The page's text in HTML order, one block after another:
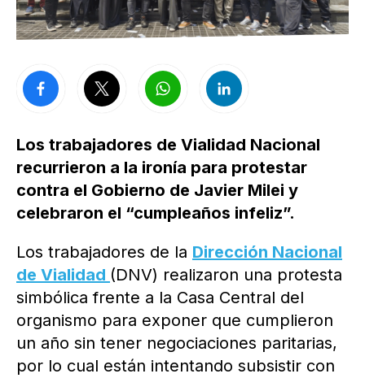
Los trabajadores de Vialidad Nacional
recurrieron a la ironía para protestar
contra el Gobierno de Javier Milei y
celebraron el “cumpleaños infeliz”.
Los trabajadores de la Dirección Nacional
de Vialidad (DNV) realizaron una protesta
simbólica frente a la Casa Central del
organismo para exponer que cumplieron
un año sin tener negociaciones paritarias,
por lo cual están intentando subsistir con